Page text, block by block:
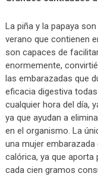
La piña y la papaya
verano que contienen
son capaces de
enormemente,
las embarazadas que
eficacia digestiva
cualquier hora del día,
ya que ayudan a
en el organismo. La
una mujer
calórica, ya que
cada cien gramos